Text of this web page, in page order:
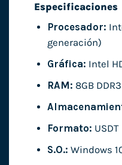
Especificaciones
Procesador:
generación)
Gráfica: Intel
RAM: 8GB DDR3
Formato: USDT
S.O.: Windows